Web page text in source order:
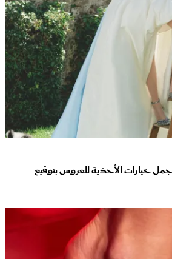
أجمل خيارات الأحذية للعروس بتوقيع